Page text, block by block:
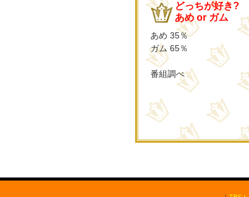
どっちが好き?
あめ or ガム
あめ 35％
ガム 65％
番組調べ